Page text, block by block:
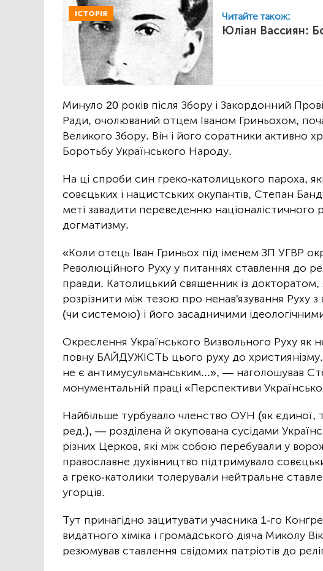
ІСТОРІЯ Читайте також:
Юліан Вассиян:
Минуло 20 років після Збору і Закордонний
Ради, очолюваний отцем Іваном Гриньохом,
Великого Збору. Він і його соратники активно
Боротьбу Українського Народу.
На ці спроби син греко-католицького пароха,
совєцьких і нацистських окупантів, Степан
меті завадити переведенню націоналістичного
догматизму.
«Коли отець Іван Гриньох під іменем ЗП УГВР
Революційного Руху у питаннях ставлення до
правди. Католицький священник із докторатом,
розрізнити між тезою про ненав'язування
(чи системою) і його засадничими
Окреслення Українського Визвольного Руху як
повну БАЙДУЖІСТЬ цього руху до
не є антимусульманським...», — наголошував
монументальній праці «Перспективи
Найбільше турбувало членство ОУН (як єдиної,
ред.), — розділена й окупована сусідами
різних Церков, які між собою перебували у
православне духівництво підтримувало
а греко-католики толерували нейтральне
угорців.
Тут принагідно зацитувати учасника 1-го
видатного хіміка і громадського діяча Миколу
резюмував ставлення свідомих патріотів до